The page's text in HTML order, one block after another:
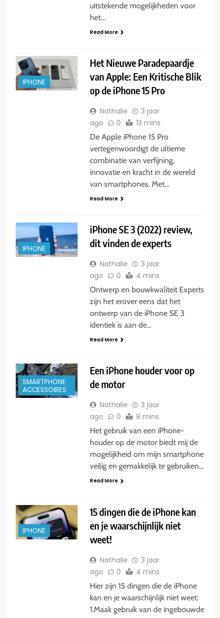
uitstekende mogelijkheden voor
het…
Read More
IPHONE
Het Nieuwe Paradepaardje
van Apple: Een Kritische Blik
op de iPhone 15 Pro
Nathalie
3 jaar
ago
0 13 mins
De Apple iPhone 15 Pro
vertegenwoordigt de ultieme
combinatie van verfijning,
innovatie en kracht in de wereld
van smartphones. Met…
Read More
IPHONE
iPhone SE 3 (2022) review,
dit vinden de experts
Nathalie
3 jaar
ago
0 4 mins
Ontwerp en bouwkwaliteit Experts
zijn het erover eens dat het
ontwerp van de iPhone SE 3
identiek is aan de…
Read More
SMARTPHONE
ACCESSOIRES
Een iPhone houder voor op
de motor
Nathalie
3 jaar
ago
0 8 mins
Het gebruik van een iPhone-
houder op de motor biedt mij de
mogelijkheid om mijn smartphone
veilig en gemakkelijk te gebruiken…
Read More
IPHONE
15 dingen die de iPhone kan
en je waarschijnlijk niet
weet!
Nathalie
3 jaar
ago
0 4 mins
Hier zijn 15 dingen die de iPhone
kan en je waarschijnlijk niet weet:
1.Maak gebruik van de ingebouwde